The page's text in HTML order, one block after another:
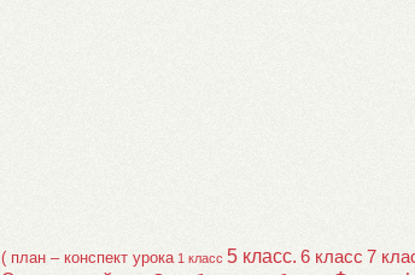
( план – конспект урока 1 класс 5 класс. 6 класс 7